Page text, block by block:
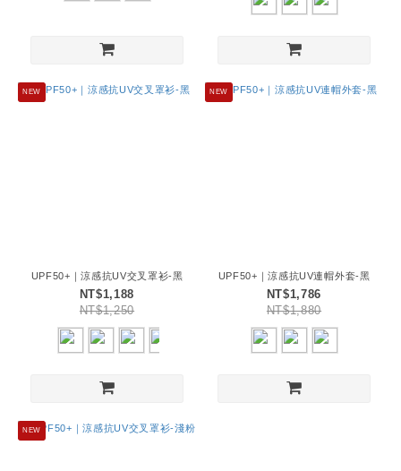
NEW
UPF50+｜涼感抗UV交叉罩衫-黑
NT$1,188
NT$1,250
NEW
UPF50+｜涼感抗UV連帽外套-黑
NT$1,786
NT$1,880
NEW